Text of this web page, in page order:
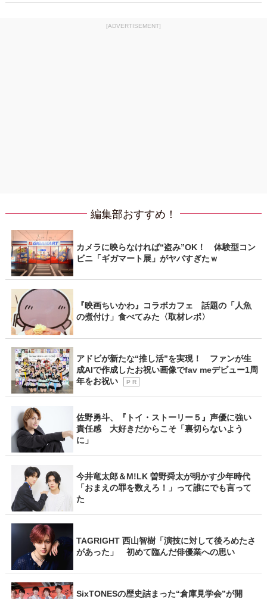
[ADVERTISEMENT]
編集部おすすめ！
カメラに映らなければ“盗み”OK！ 体験型コン
ビニ「ギガマート展」がヤバすぎたｗ
『映画ちいかわ』コラボカフェ 話題の「人魚
の煮付け」食べてみた〈取材レポ〉
アドビが新たな“推し活”を実現！ ファンが生
成AIで作成したお祝い画像でfav meデビュー1周
年をお祝い
P R
佐野勇斗、『トイ・ストーリー５』声優に強い
責任感 大好きだからこそ「裏切らないよう
に」
今井竜太郎＆M!LK 曽野舜太が明かす少年時代
「おまえの罪を数えろ！」って誰にでも言って
た
TAGRIGHT 西山智樹「演技に対して後ろめたさ
があった」 初めて臨んだ俳優業への思い
SixTONESの歴史詰まった“倉庫見学会”が開